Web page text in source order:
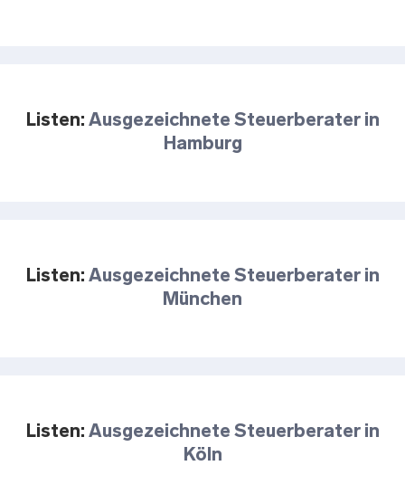
Listen: Ausgezeichnete Steuerberater in
Hamburg
Listen: Ausgezeichnete Steuerberater in
München
Listen: Ausgezeichnete Steuerberater in
Köln